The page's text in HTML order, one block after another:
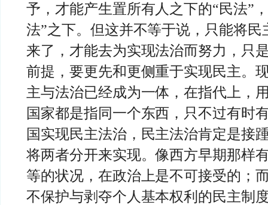
予，才能产生置所有人之下的“民法”
法”之下。但这并不等于说，只能将民
来了，才能去为实现法治而努力，只
前提，要更先和更侧重于实现民主。
主与法治已经成为一体，在指代上，
国家都是指同一个东西，只不过有时
国实现民主法治，民主法治肯定是接
将两者分开来实现。像西方早期那样
等的状况，在政治上是不可接受的；
不保护与剥夺个人基本权利的民主制